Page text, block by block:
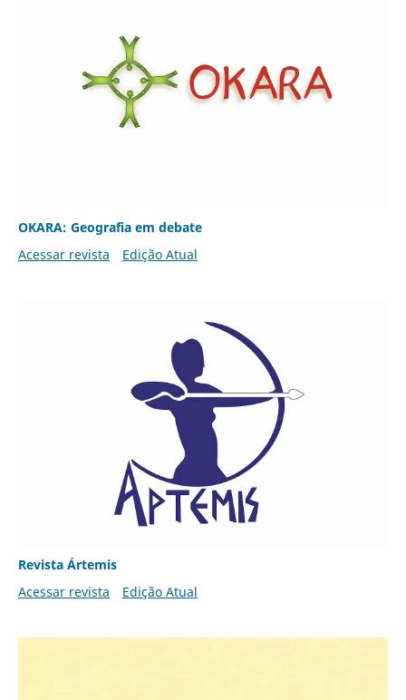
OKARA: Geografia em debate
Acessar revista
Edição Atual
Revista Ártemis
Acessar revista
Edição Atual